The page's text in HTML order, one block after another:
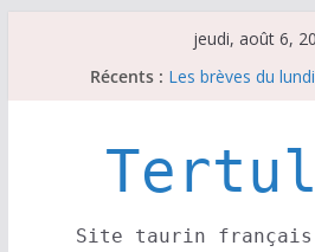
jeudi, août 6,
Récents : La Sokamuturra
Villeneuve, Hugo
Les brèves du
Site taurin